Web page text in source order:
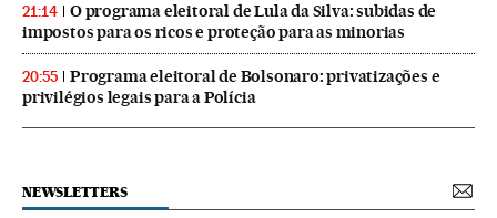
21:14
O programa eleitoral de Lula da Silva: subidas de
impostos para os ricos e proteção para as minorias
20:55
Programa eleitoral de Bolsonaro: privatizações e
privilégios legais para a Polícia
NEWSLETTERS